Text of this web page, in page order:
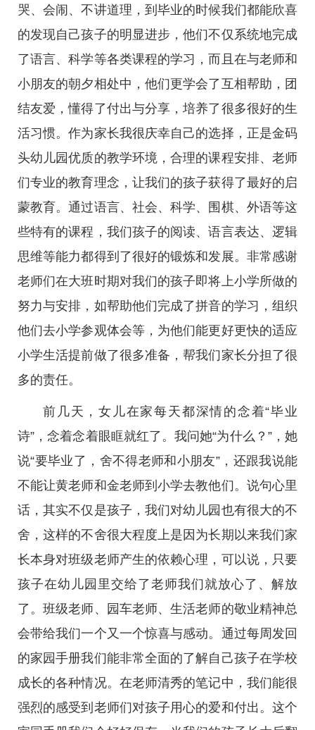
哭、会闹、不讲道理，到毕业的时候我们都能欣喜
的发现自己孩子的明显进步，他们不仅系统地完成
了语言、科学等各类课程的学习，而且在与老师和
小朋友的朝夕相处中，他们更学会了互相帮助，团
结友爱，懂得了付出与分享，培养了很多很好的生
活习惯。作为家长我很庆幸自己的选择，正是金码
头幼儿园优质的教学环境，合理的课程安排、老师
们专业的教育理念，让我们的孩子获得了最好的启
蒙教育。通过语言、社会、科学、围棋、外语等这
些特有的课程，我们孩子的阅读、语言表达、逻辑
思维等能力都得到了很好的锻炼和发展。非常感谢
老师们在大班时期对我们的孩子即将上小学所做的
努力与安排，如帮助他们完成了拼音的学习，组织
他们去小学参观体会等，为他们能更好更快的适应
小学生活提前做了很多准备，帮我们家长分担了很
多的责任。
前几天，女儿在家每天都深情的念着“毕业
诗”，念着念着眼眶就红了。我问她“为什么？”，她
说“要毕业了，舍不得老师和小朋友”，还跟我说能
不能让黄老师和金老师到小学去教他们。说句心里
话，其实不仅是孩子，我们对幼儿园也有很大的不
舍，这样的不舍很大程度上是因为长期以来我们家
长本身对班级老师产生的依赖心理，可以说，只要
孩子在幼儿园里交给了老师我们就放心了、解放
了。班级老师、园车老师、生活老师的敬业精神总
会带给我们一个又一个惊喜与感动。通过每周发回
的家园手册我们能非常全面的了解自己孩子在学校
成长的各种情况。在老师清秀的笔记中，我们能很
强烈的感受到老师们对孩子用心的爱和付出。这个